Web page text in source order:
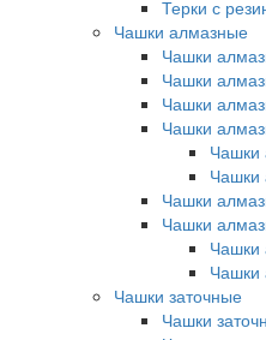
Терки с
Чашки алмазные
Чашки
Чашки
Чашки
Чашки
Чашки
Чашки
Чашки
Чашки
Чашки
Чашки
Чашки заточные
Чашки